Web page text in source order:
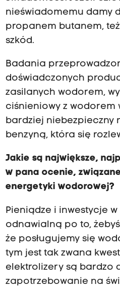
nieświadomemu damy
propanem butanem,
szkód.
Badania
doświadczonych
zasilanych wodorem,
ciśnieniowy z wodorem
bardziej niebezpieczny
benzyną, która się
Jakie są największe,
w pana ocenie,
energetyki wodorowej?
Pieniądze i inwestycje
odnawialną po to,
że posługujemy się
tym jest tak zwana
elektrolizery są bardzo
zapotrzebowanie na